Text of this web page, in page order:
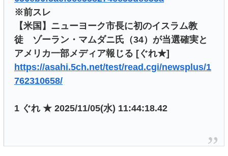
※前スレ
【米国】ニューヨーク市長に初のイスラム教
徒 ゾーラン・マムダニ氏（34）が当選確実と
アメリカ一部メディア報じる [ぐれ★]
https://asahi.5ch.net/test/read.cgi/newsplus/1
762310658/
1 ぐれ ★ 2025/11/05(水) 11:44:18.42